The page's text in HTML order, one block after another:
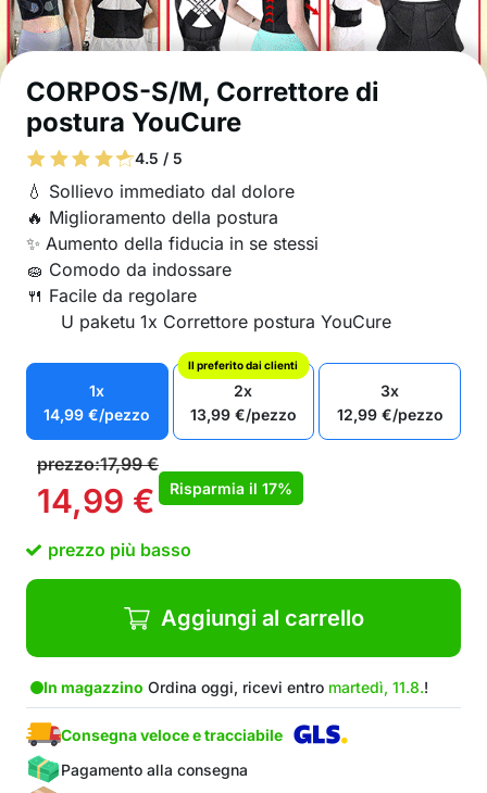
CORPOS-S/M, Correttore di
postura YouCure
4.5 / 5
💧 Sollievo immediato dal dolore
🔥 Miglioramento della postura
✨ Aumento della fiducia in se stessi
🧽 Comodo da indossare
🍴 Facile da regolare
U paketu 1x Correttore postura YouCure
1x
14,99€/pezzo
Il preferito dai clienti
2x
13,99 €/pezzo
3x
12,99 €/pezzo
prezzo:17,99€
14,99 € Risparmia il 17%
prezzo più basso
Aggiungi al carrello
In magazzino Ordina oggi, ricevi entro martedì, 11.8.!
Consegna veloce e tracciabile
Pagamento alla consegna